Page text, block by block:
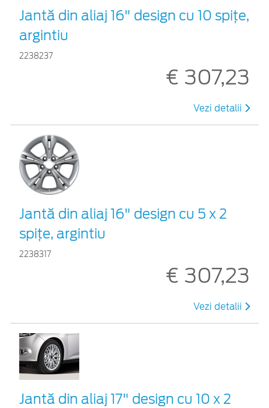
Jantă din aliaj 16" design cu 10 spiţe,
argintiu
2238237
€ 307,23
Vezi detalii
Jantă din aliaj 16" design cu 5 x 2
spiţe, argintiu
2238317
€ 307,23
Vezi detalii
Jantă din aliaj 17" design cu 10 x 2